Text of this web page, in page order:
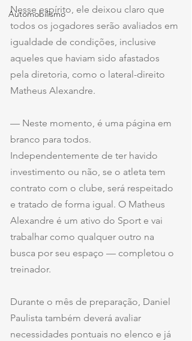
Automobilismo
Nesse espírito, ele deixou claro que
todos os jogadores serão avaliados em
igualdade de condições, inclusive
aqueles que haviam sido afastados
pela diretoria, como o lateral-direito
Matheus Alexandre.
— Neste momento, é uma página em
branco para todos.
Independentemente de ter havido
investimento ou não, se o atleta tem
contrato com o clube, será respeitado
e tratado de forma igual. O Matheus
Alexandre é um ativo do Sport e vai
trabalhar como qualquer outro na
busca por seu espaço — completou o
treinador.
Durante o mês de preparação, Daniel
Paulista também deverá avaliar
necessidades pontuais no elenco e já